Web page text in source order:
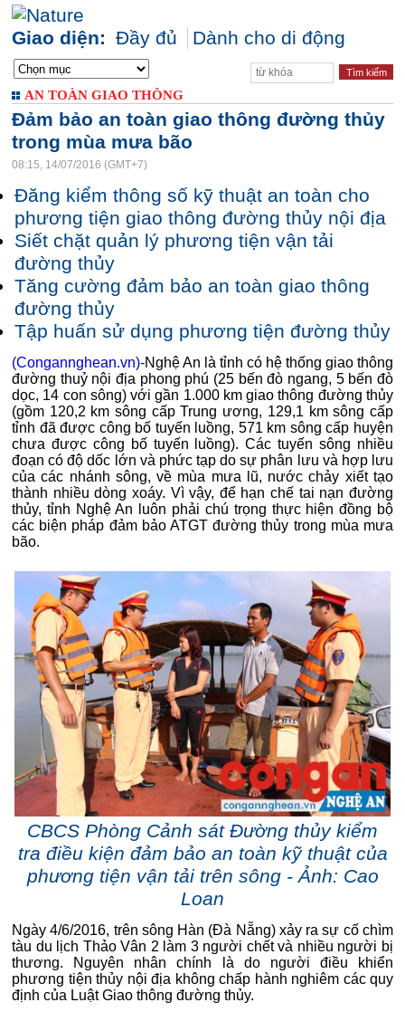
Giao diện: Đầy đủ Dành cho di động
AN TOÀN GIAO THÔNG
Đảm bảo an toàn giao thông đường thủy
trong mùa mưa bão
08:15, 14/07/2016 (GMT+7)
Đăng kiểm thông số kỹ thuật an toàn cho
phương tiện giao thông đường thủy nội địa
Siết chặt quản lý phương tiện vận tải
đường thủy
Tăng cường đảm bảo an toàn giao thông
đường thủy
Tập huấn sử dụng phương tiện đường thủy
(Congannghean.vn)-Nghệ An là tỉnh có hệ thống giao thông
đường thuỷ nội địa phong phú (25 bến đò ngang, 5 bến đò
dọc, 14 con sông) với gần 1.000 km giao thông đường thủy
(gồm 120,2 km sông cấp Trung ương, 129,1 km sông cấp
tỉnh đã được công bố tuyến luồng, 571 km sông cấp huyện
chưa được công bố tuyến luồng). Các tuyến sông nhiều
đoạn có độ dốc lớn và phức tạp do sự phân lưu và hợp lưu
của các nhánh sông, về mùa mưa lũ, nước chảy xiết tạo
thành nhiều dòng xoáy. Vì vậy, để hạn chế tai nạn đường
thủy, tỉnh Nghệ An luôn phải chú trọng thực hiện đồng bộ
các biện pháp đảm bảo ATGT đường thủy trong mùa mưa
bão.
CBCS Phòng Cảnh sát Đường thủy kiểm
tra điều kiện đảm bảo an toàn kỹ thuật của
phương tiện vận tải trên sông - Ảnh: Cao
Loan
Ngày 4/6/2016, trên sông Hàn (Đà Nẵng) xảy ra sự cố chìm
tàu du lịch Thảo Vân 2 làm 3 người chết và nhiều người bị
thương. Nguyên nhân chính là do người điều khiển
phương tiện thủy nội địa không chấp hành nghiêm các quy
định của Luật Giao thông đường thủy.